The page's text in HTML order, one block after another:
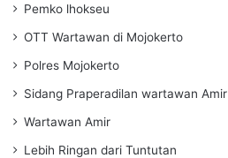
Pemko lhokseu
OTT Wartawan di Mojokerto
Polres Mojokerto
Sidang Praperadilan wartawan Amir
Wartawan Amir
Lebih Ringan dari Tuntutan